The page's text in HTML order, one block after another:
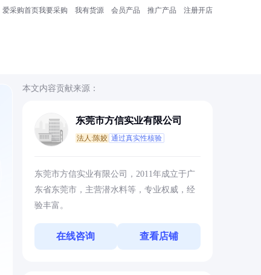
爱采购首页我要采购 我有货源 会员产品 推广产品 注册开店
本文内容贡献来源：
东莞市方信实业有限公司
法人:陈姣 通过真实性核验
东莞市方信实业有限公司，2011年成立于广
东省东莞市，主营潜水料等，专业权威，经
验丰富。
在线咨询 查看店铺